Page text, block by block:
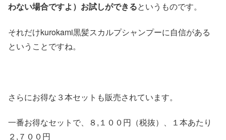
わない場合ですよ）お試しができるというものです。
それだけkurokami黒髪スカルプシャンプーに自信がある
ということですね。
さらにお得な３本セットも販売されています。
一番お得なセットで、８,１００円（税抜）、１本あたり
２,７００円